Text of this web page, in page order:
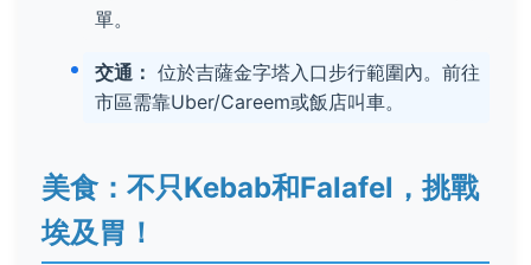
單。
交通： 位於吉薩金字塔入口步行範圍內。前往
市區需靠Uber/Careem或飯店叫車。
美食：不只Kebab和Falafel，挑戰
埃及胃！